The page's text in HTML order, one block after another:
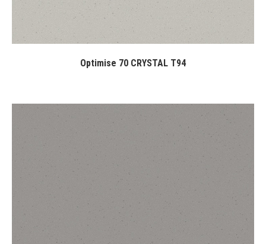
Optimise 70 CRYSTAL T94